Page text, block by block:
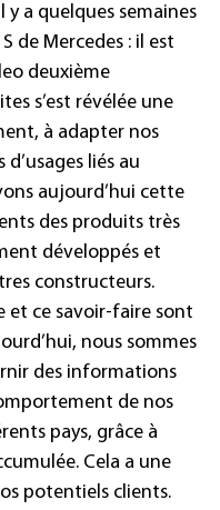
a quelques semaines
de Mercedes : il est
deuxième
s’est révélée une
à adapter nos
liés au
aujourd’hui cette
des produits très
développés et
constructeurs.
et ce savoir-faire sont
nous sommes
des informations
de nos
pays, grâce à
Cela a une
potentiels clients.